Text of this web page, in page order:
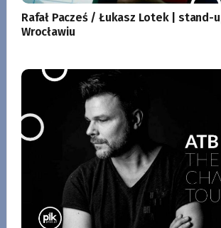
Rafał Pacześ / Łukasz Lotek | stand-
Wrocławiu